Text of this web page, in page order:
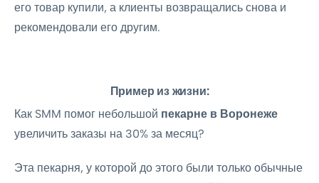
его товар купили, а клиенты возвращались снова и
рекомендовали его другим.
Пример из жизни:
Как SMM помог небольшой пекарне в Воронеже
увеличить заказы на 30% за месяц?
Эта пекарня, у которой до этого были только обычные